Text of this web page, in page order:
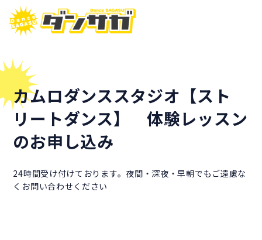
カムロダンススタジオ【スト
リートダンス】 体験レッスン
のお申し込み
24時間受け付けております。夜間・深夜・早朝でもご遠慮な
くお問い合わせください